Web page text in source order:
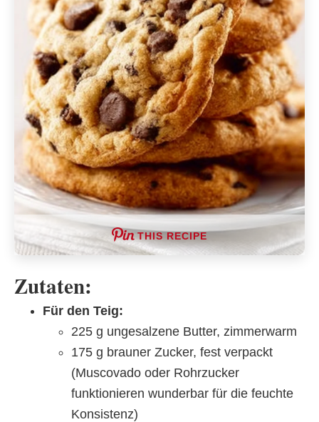
THIS RECIPE
Zutaten:
Für den Teig:
225 g ungesalzene Butter, zimmerwarm
175 g brauner Zucker, fest verpackt
(Muscovado oder Rohrzucker
funktionieren wunderbar für die feuchte
Konsistenz)